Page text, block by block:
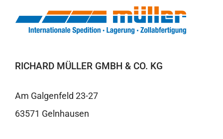
RICHARD MÜLLER GMBH & CO. KG
Am Galgenfeld 23-27
63571 Gelnhausen